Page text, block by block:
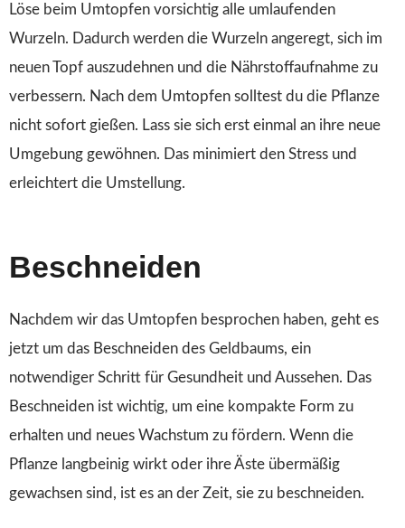
Löse beim Umtopfen vorsichtig alle umlaufenden
Wurzeln. Dadurch werden die Wurzeln angeregt, sich im
neuen Topf auszudehnen und die Nährstoffaufnahme zu
verbessern. Nach dem Umtopfen solltest du die Pflanze
nicht sofort gießen. Lass sie sich erst einmal an ihre neue
Umgebung gewöhnen. Das minimiert den Stress und
erleichtert die Umstellung.
Beschneiden
Nachdem wir das Umtopfen besprochen haben, geht es
jetzt um das Beschneiden des Geldbaums, ein
notwendiger Schritt für Gesundheit und Aussehen. Das
Beschneiden ist wichtig, um eine kompakte Form zu
erhalten und neues Wachstum zu fördern. Wenn die
Pflanze langbeinig wirkt oder ihre Äste übermäßig
gewachsen sind, ist es an der Zeit, sie zu beschneiden.